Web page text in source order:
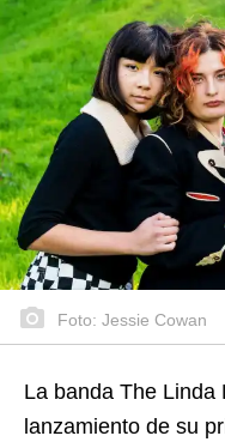
Foto: Jessie Cowan
La banda The Linda
lanzamiento de su